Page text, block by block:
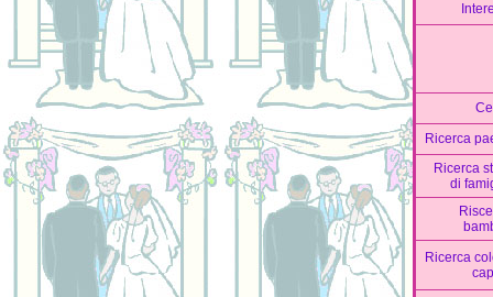
Ricerca
Ricerca
di
Ricerca